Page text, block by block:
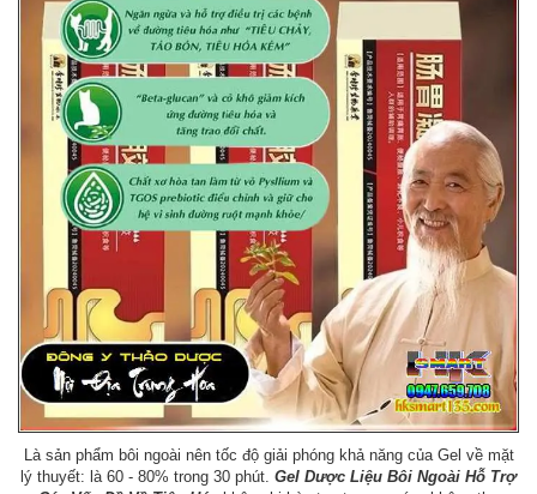
Là sản phẩm bôi ngoài nên tốc độ giải phóng khả năng của Gel về mặt
lý thuyết: là 60 - 80% trong 30 phút. Gel Dược Liệu Bôi Ngoài Hỗ Trợ